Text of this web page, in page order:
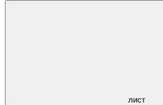
лист